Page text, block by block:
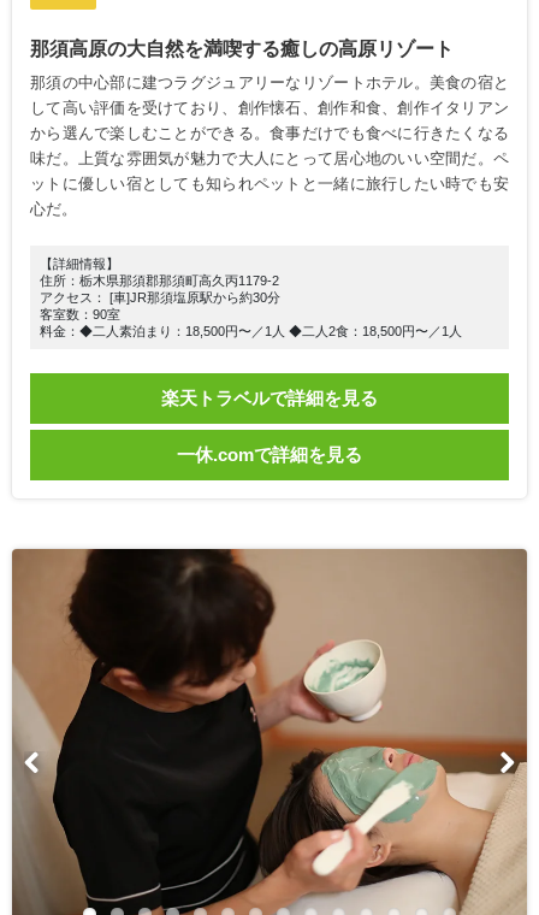
那須高原の大自然を満喫する癒しの高原リゾート
那須の中心部に建つラグジュアリーなリゾートホテル。美食の宿と
して高い評価を受けており、創作懐石、創作和食、創作イタリアン
から選んで楽しむことができる。食事だけでも食べに行きたくなる
味だ。上質な雰囲気が魅力で大人にとって居心地のいい空間だ。ペ
ットに優しい宿としても知られペットと一緒に旅行したい時でも安
心だ。
【詳細情報】
住所：栃木県那須郡那須町高久丙1179-2
アクセス： [車]JR那須塩原駅から約30分
客室数：90室
料金：◆二人素泊まり：18,500円〜／1人 ◆二人2食：18,500円〜／1人
楽天トラベルで詳細を見る
一休.comで詳細を見る